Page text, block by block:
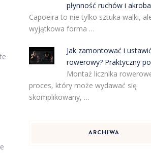
płynność ruchów i
Capoeira to nie tylko sztuka walki,
wyjątkowa forma …
Jak zamontować i
rowerowy? Praktyczny
Montaż licznika
proces, który może wydawać się
skomplikowany, …
ARCHIWA